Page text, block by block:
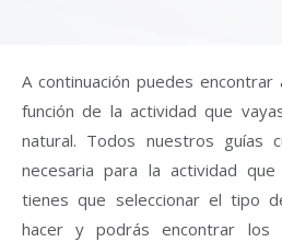
A continuación puedes
función de la actividad que
natural. Todos nuestros guías
necesaria para la actividad
tienes que seleccionar el tipo
hacer y podrás encontrar